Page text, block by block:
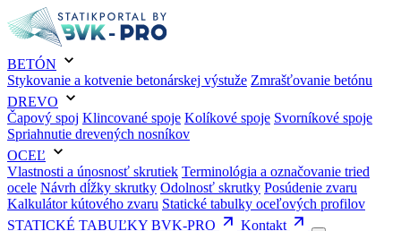
BETÓN
Stykovanie a kotvenie betonárskej výstuže Zmrašťovanie betónu
DREVO
Čapový spoj Klincované spoje Kolíkové spoje Svorníkové spoje
Spriahnutie drevených nosníkov
OCEĽ
Vlastnosti a únosnosť skrutiek Terminológia a označovanie tried
ocele Návrh dĺžky skrutky Odolnosť skrutky Posúdenie zvaru
Kalkulátor kútového zvaru Statické tabulky oceľových profilov
STATICKÉ TABUĽKY BVK-PRO Kontakt